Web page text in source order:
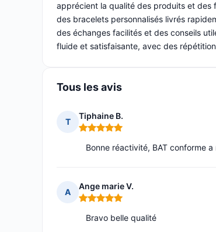
apprécient la qualité des produits et des
des bracelets personnalisés livrés
des échanges facilités et des conseils
fluide et satisfaisante, avec des
Tous les avis
T
Tiphaine B.
Note : 5 sur 5
Bonne réactivité, BAT conforme
A
Ange marie V.
Note : 5 sur 5
Bravo belle qualité